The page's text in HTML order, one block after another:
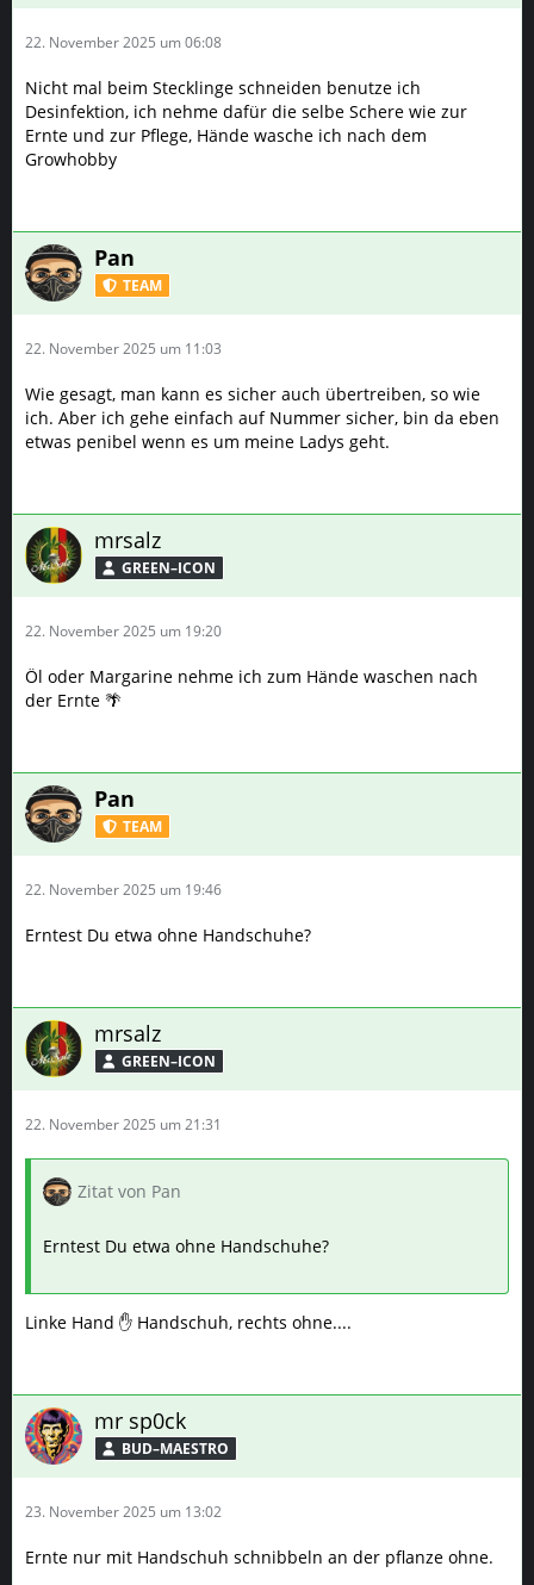
22. November 2025 um 06:08
Nicht mal beim Stecklinge schneiden benutze ich
Desinfektion, ich nehme dafür die selbe Schere wie zur
Ernte und zur Pflege, Hände wasche ich nach dem
Growhobby
Pan
TEAM
22. November 2025 um 11:03
Wie gesagt, man kann es sicher auch übertreiben, so wie
ich. Aber ich gehe einfach auf Nummer sicher, bin da eben
etwas penibel wenn es um meine Ladys geht.
mrsalz
GREEN–ICON
22. November 2025 um 19:20
Öl oder Margarine nehme ich zum Hände waschen nach
der Ernte 🌴
Pan
TEAM
22. November 2025 um 19:46
Erntest Du etwa ohne Handschuhe?
mrsalz
GREEN–ICON
22. November 2025 um 21:31
Zitat von Pan
Erntest Du etwa ohne Handschuhe?
Linke Hand ✋ Handschuh, rechts ohne....
mr sp0ck
BUD–MAESTRO
23. November 2025 um 13:02
Ernte nur mit Handschuh schnibbeln an der pflanze ohne.